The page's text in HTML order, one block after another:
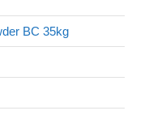
BC 35kg